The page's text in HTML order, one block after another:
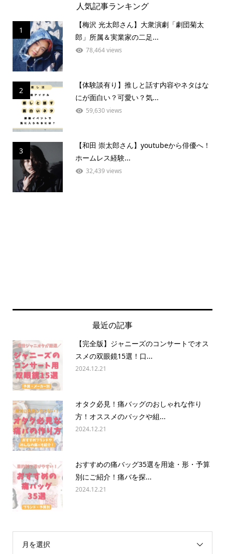
人気記事ランキング
1
【梅沢 光太郎さん】大衆演劇「劇団菊太
郎」所属＆実業家の二足...
78,464 views
2
【体験談有り】推しと話す内容やネタはな
にが面白い？可愛い？気...
59,630 views
3
【和田 崇太郎さん】youtubeから俳優へ！
ホームレス経験...
32,439 views
最近の記事
【完全版】ジャニーズのコンサートでオス
スメの双眼鏡15選！口...
2024.12.21
オタク必見！痛バッグのおしゃれな作り
方！オススメのバックや組...
2024.12.21
おすすめの痛バッグ35選を用途・形・予算
別にご紹介！痛バを探...
2024.12.21
月を選択